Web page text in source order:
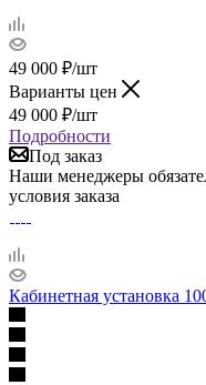
49 000 ₽/шт
Варианты цен
49 000 ₽/шт
Подробности
Под заказ
Наши менеджеры
условия заказа
Кабинетная установка